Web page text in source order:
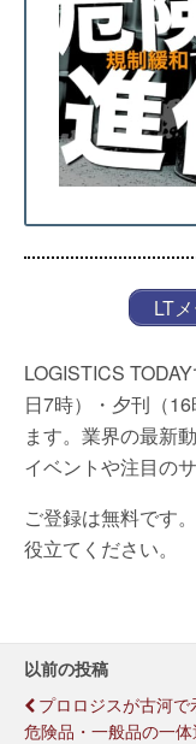
LT
LOGISTICS
日7時）・夕刊（
ます。業界の最新
イベントや注目の
ご登録は無料です
役立てください。
以前の投稿
プロロジスが古河で
危険品・一般品の一